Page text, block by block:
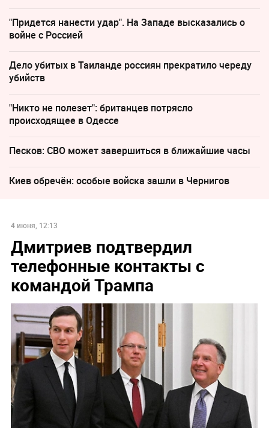
"Придется нанести удар". На Западе высказались о
войне с Россией
Дело убитых в Таиланде россиян прекратило череду
убийств
"Никто не полезет": британцев потрясло
происходящее в Одессе
Песков: СВО может завершиться в ближайшие часы
Киев обречён: особые войска зашли в Чернигов
4 июня, 12:13
Дмитриев подтвердил
телефонные контакты с
командой Трампа